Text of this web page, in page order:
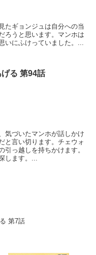
たギョンジュは自分への当
ろうと思います。マンホは
いにふけっていました。...
る 第94話
気づいたマンホが話しかけ
と言い切ります。チェウォ
引っ越しを持ちかけます。
します。...
第7話